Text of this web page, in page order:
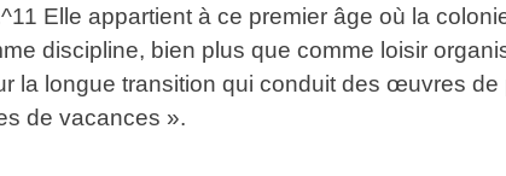
Elle appartient à ce premier âge où la
discipline, bien plus que comme loisir
la longue transition qui conduit des œuvres de
de vacances ».